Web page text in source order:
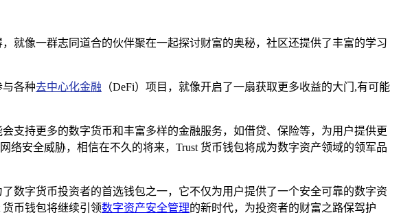
就像一群志同道合的伙伴聚在一起探讨财富的奥秘，社区还提供了丰富的学习
各种去中心化金融 （DeFi）项目，就像开启了一扇获取更多收益的大门,有可能
支持更多的数字货币和丰富多样的金融服务，如借贷、保险等，为用户提供更
安全威胁，相信在不久的将来，Trust 货币钱包将成为数字资产领域的领军品
数字货币投资者的首选钱包之一，它不仅为用户提供了一个安全可靠的数字资
币钱包将继续引领数字资产安全管理的新时代，为投资者的财富之路保驾护